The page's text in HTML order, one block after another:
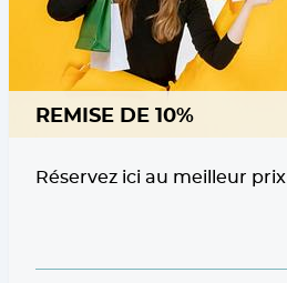
REMISE DE 10%
Réservez ici au meilleur prix